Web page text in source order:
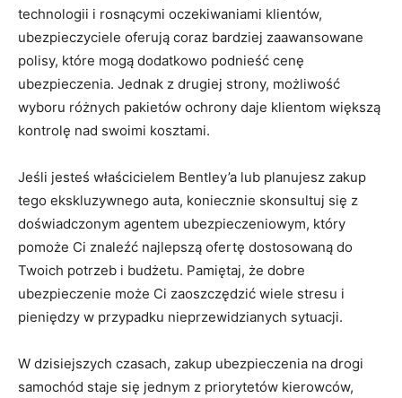
technologii i rosnącymi oczekiwaniami klientów,
ubezpieczyciele oferują‌ coraz bardziej zaawansowane
polisy, które​ mogą dodatkowo podnieść cenę
ubezpieczenia. Jednak⁢ z drugiej‍ strony, możliwość
wyboru różnych pakietów ochrony daje klientom większą
kontrolę nad swoimi kosztami.
Jeśli jesteś ⁢właścicielem Bentley’a lub planujesz ‍zakup
tego ekskluzywnego auta, koniecznie skonsultuj się⁢ z⁤
doświadczonym agentem ubezpieczeniowym, który
‍pomoże Ci znaleźć​ najlepszą ofertę dostosowaną do
Twoich potrzeb i budżetu. Pamiętaj, ⁣że dobre
ubezpieczenie⁢ może Ci zaoszczędzić wiele ⁣stresu i
pieniędzy‌ w przypadku ⁣nieprzewidzianych ​sytuacji.
W dzisiejszych czasach, zakup ubezpieczenia na ⁤drogi
‍samochód ⁤staje ⁢się ​jednym z priorytetów kierowców,⁣